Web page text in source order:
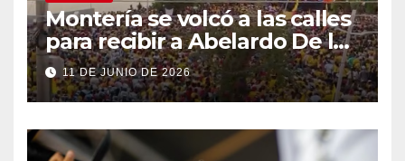
Montería se volcó a las calles
para recibir a Abelardo De la
Espriella
11 DE JUNIO DE 2026